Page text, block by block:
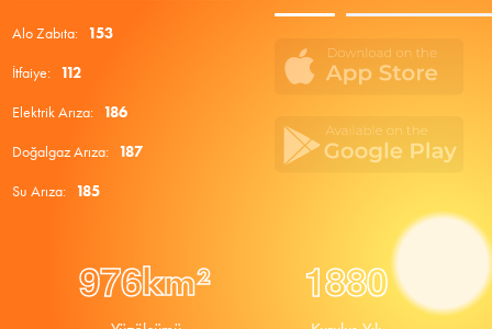
Alo Zabıta: 153
İtfaiye: 112
Elektrik Arıza: 186
Doğalgaz Arıza: 187
Su Arıza: 185
976km² 1880